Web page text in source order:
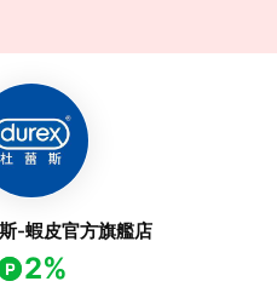
-蝦皮官方旗艦店
2%